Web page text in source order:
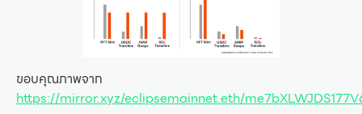
ขอบคุณภาพจาก
https://mirror.xyz/eclipsemainnet.eth/